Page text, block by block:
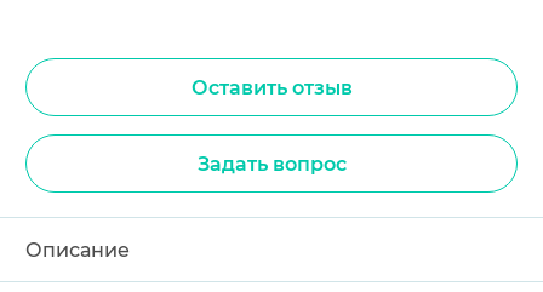
Оставить отзыв
Задать вопрос
Описание